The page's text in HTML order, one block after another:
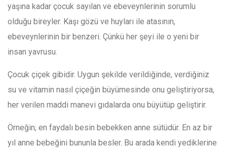
yaşına kadar çocuk sayılan ve ebeveynlerinin sorumlu
olduğu bireyler. Kaşı gözü ve huyları ile atasının,
ebeveynlerinin bir benzeri. Çünkü her şeyi ile o yeni bir
insan yavrusu.
Çocuk çiçek gibidir. Uygun şekilde verildiğinde, verdiğiniz
su ve vitamin nasıl çiçeğin büyümesinde onu geliştiriyorsa,
her verilen maddi manevi gıdalarda onu büyütüp geliştirir.
Örneğin; en faydalı besin bebekken anne sütüdür. En az bir
yıl anne bebeğini bununla besler. Bu arada kendi yediklerine